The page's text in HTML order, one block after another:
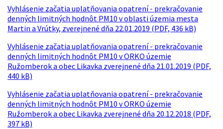
Vyhlásenie začatia uplatňovania opatrení - prekračovanie
denných limitných hodnôt PM10 v oblasti územia mesta
Martin a Vrútky, zverejnené dňa 22.01.2019 (PDF, 436 kB)
Vyhlásenie začatia uplatňovania opatrení - prekračovanie
denných limitných hodnôt PM10 v ORKO územie
Ružomberok a obec Likavka zverejnené dňa 21.01.2019 (PDF,
440 kB)
Vyhlásenie začatia uplatňovania opatrení - prekračovanie
denných limitných hodnôt PM10 v ORKO územie
Ružomberok a obec Likavka zverejnené dňa 20.12.2018 (PDF,
397 kB)